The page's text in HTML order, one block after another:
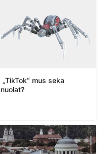
„TikTok“ mus seka
nuolat?